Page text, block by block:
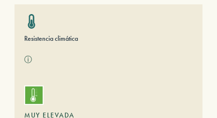
Resistencia climática
ⓘ
MUY ELEVADA